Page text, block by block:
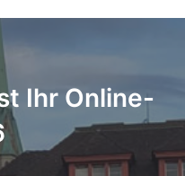
Ihr Online-